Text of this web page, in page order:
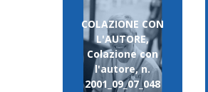
COLAZIONE CON
L'AUTORE,
Colazione con
l'autore, n.
2001_09_07_048